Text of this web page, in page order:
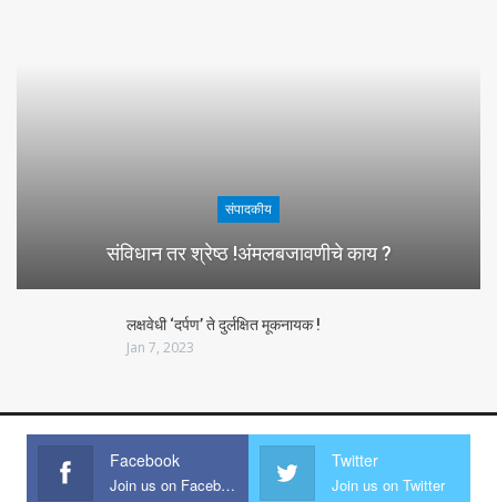
संपादकीय
संविधान तर श्रेष्ठ !अंमलबजावणीचे काय ?
लक्षवेधी ‘दर्पण’ ते दुर्लक्षित मूकनायक !
Jan 7, 2023
Facebook
Join us on Facebook
Twitter
Join us on Twitter